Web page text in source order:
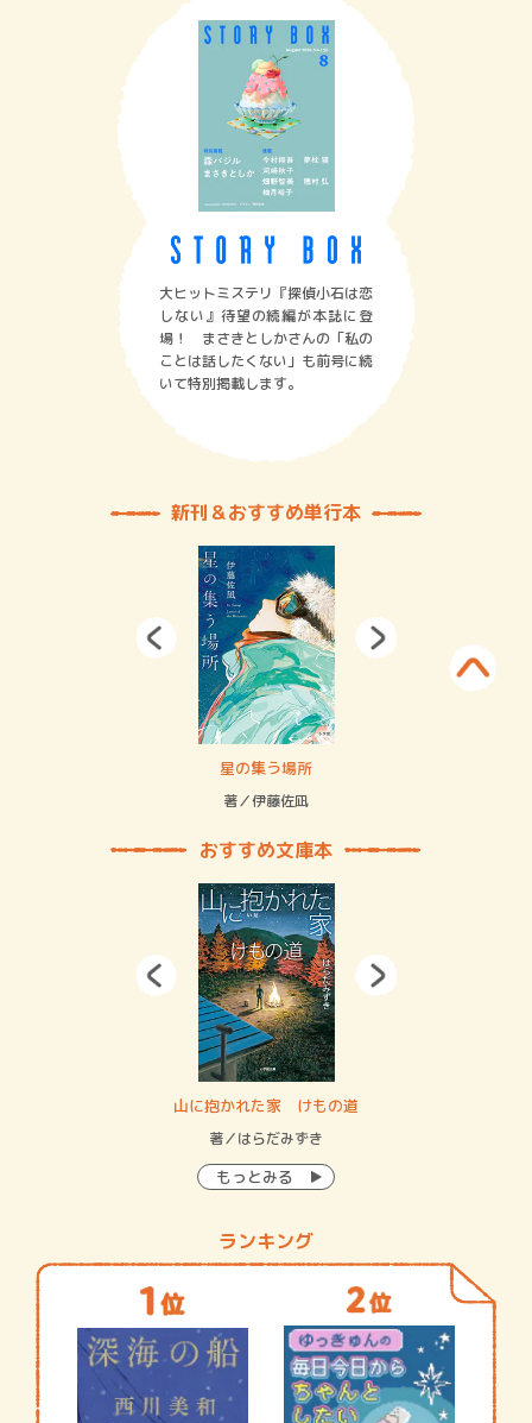
大ヒットミステリ『探偵小石は恋
しない』待望の続編が本誌に登
場！ まさきとしかさんの「私の
ことは話したくない」も前号に続
いて特別掲載します。
新刊＆おすすめ単行本
星の集う場所
著／伊藤佐凪
おすすめ文庫本
山に抱かれた家 けもの道
著／はらだみずき
もっとみる
ランキング